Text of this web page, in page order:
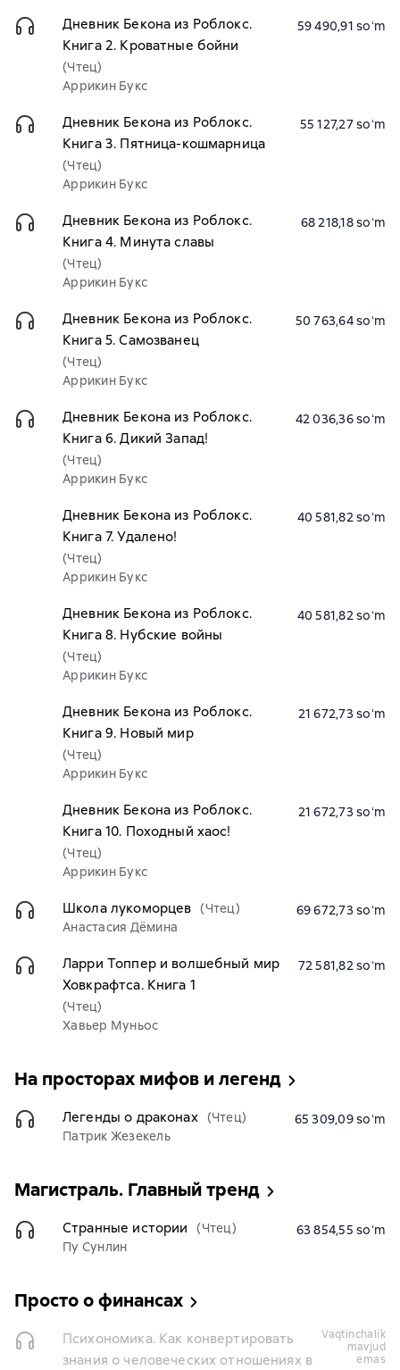
Дневник Бекона из Роблокс.
Книга 2. Кроватные бойни
(Чтец)
Аррикин Букс
59 490,91 soʻm
Дневник Бекона из Роблокс.
Книга 3. Пятница-кошмарница
(Чтец)
Аррикин Букс
55 127,27 soʻm
Дневник Бекона из Роблокс.
Книга 4. Минута славы
(Чтец)
Аррикин Букс
68 218,18 soʻm
Дневник Бекона из Роблокс.
Книга 5. Самозванец
(Чтец)
Аррикин Букс
50 763,64 soʻm
Дневник Бекона из Роблокс.
Книга 6. Дикий Запад!
(Чтец)
Аррикин Букс
42 036,36 soʻm
Дневник Бекона из Роблокс.
Книга 7. Удалено!
(Чтец)
Аррикин Букс
40 581,82 soʻm
Дневник Бекона из Роблокс.
Книга 8. Нубские войны
(Чтец)
Аррикин Букс
40 581,82 soʻm
Дневник Бекона из Роблокс.
Книга 9. Новый мир
(Чтец)
Аррикин Букс
21 672,73 soʻm
Дневник Бекона из Роблокс.
Книга 10. Походный хаос!
(Чтец)
Аррикин Букс
21 672,73 soʻm
Школа лукоморцев (Чтец)
Анастасия Дёмина
69 672,73 soʻm
Ларри Топпер и волшебный мир
Ховкрафтса. Книга 1
(Чтец)
Хавьер Муньос
72 581,82 soʻm
На просторах мифов и легенд
Легенды о драконах (Чтец)
Патрик Жезекель
65 309,09 soʻm
Магистраль. Главный тренд
Странные истории
(Чтец)
Пу Сунлин
63 854,55 soʻm
Просто о финансах
Психономика. Как конвертировать
знания о человеческих отношениях в
vaqtinchalik
mavjud
emas